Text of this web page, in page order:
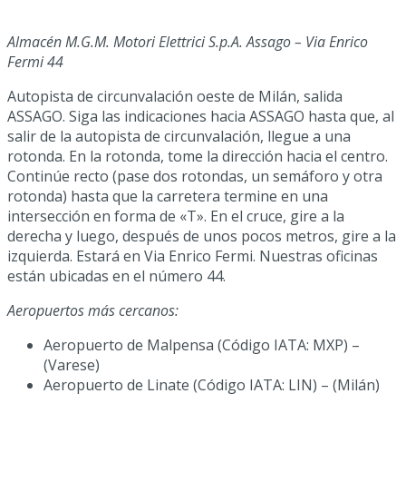
Almacén M.G.M. Motori Elettrici S.p.A. Assago – Via Enrico
Fermi 44
Autopista de circunvalación oeste de Milán, salida
ASSAGO. Siga las indicaciones hacia ASSAGO hasta que, al
salir de la autopista de circunvalación, llegue a una
rotonda. En la rotonda, tome la dirección hacia el centro.
Continúe recto (pase dos rotondas, un semáforo y otra
rotonda) hasta que la carretera termine en una
intersección en forma de «T». En el cruce, gire a la
derecha y luego, después de unos pocos metros, gire a la
izquierda. Estará en Via Enrico Fermi. Nuestras oficinas
están ubicadas en el número 44.
Aeropuertos más cercanos:
Aeropuerto de Malpensa (Código IATA: MXP) –
(Varese)
Aeropuerto de Linate (Código IATA: LIN) – (Milán)